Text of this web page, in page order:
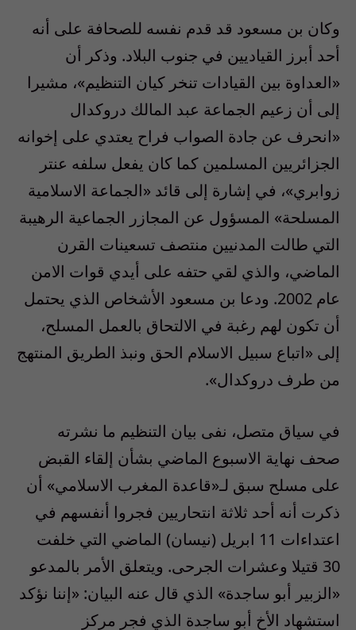
وكان بن مسعود قد قدم نفسه للصحافة على أنه
أحد أبرز القياديين في جنوب البلاد. وذكر أن
«العداوة بين القيادات تنخر كيان التنظيم»، مشيرا
إلى أن زعيم الجماعة عبد المالك دروكدال
«انحرف عن جادة الصواب فراح يعتدي على إخوانه
الجزائريين المسلمين كما كان يفعل سلفه عنتر
زوابري»، في إشارة إلى قائد «الجماعة الاسلامية
المسلحة» المسؤول عن المجازر الجماعية الرهيبة
التي طالت المدنيين منتصف تسعينات القرن
الماضي، والذي لقي حتفه على أيدي قوات الامن
عام 2002. ودعا بن مسعود الأشخاص الذي يحتمل
أن تكون لهم رغبة في الالتحاق بالعمل المسلح،
إلى «اتباع سبيل الاسلام الحق ونبذ الطريق المنتهج
من طرف دروكدال».
في سياق متصل، نفى بيان التنظيم ما نشرته
صحف نهاية الاسبوع الماضي بشأن إلقاء القبض
على مسلح سبق لـ«قاعدة المغرب الاسلامي» أن
ذكرت أنه أحد ثلاثة انتحاريين فجروا أنفسهم في
اعتداءات 11 ابريل (نيسان) الماضي التي خلفت
30 قتيلا وعشرات الجرحى. ويتعلق الأمر بالمدعو
«الزبير أبو ساجدة» الذي قال عنه البيان: «إننا نؤكد
استشهاد الأخ أبو ساجدة الذي فجر مركز